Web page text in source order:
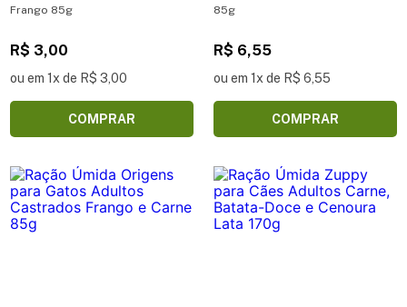
Frango 85g
R$ 3,00
ou em 1x de R$ 3,00
COMPRAR
85g
R$ 6,55
ou em 1x de R$ 6,55
COMPRAR